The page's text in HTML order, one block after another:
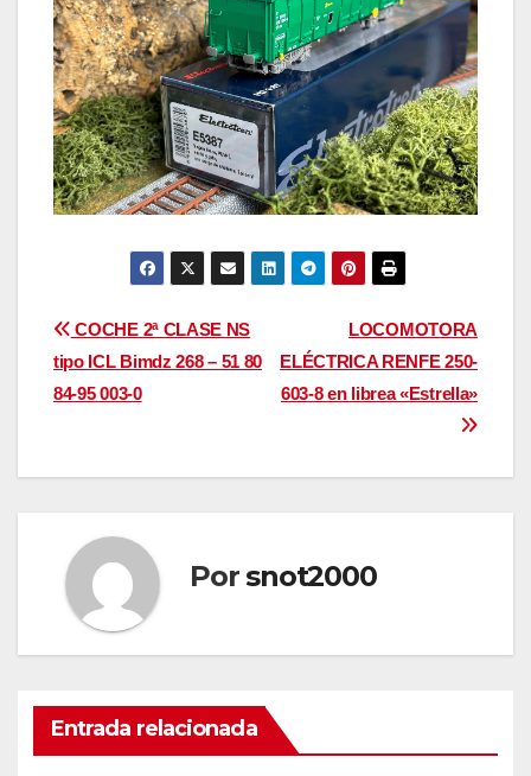
Navegación
de
LOCOMOTORA
ELÉCTRICA RENFE 250-
603-8 en librea «Estrella»
COCHE 2ª CLASE NS
tipo ICL Bimdz 268 – 51 80
84-95 003-0
Porsnot2000
Entrada relacionada